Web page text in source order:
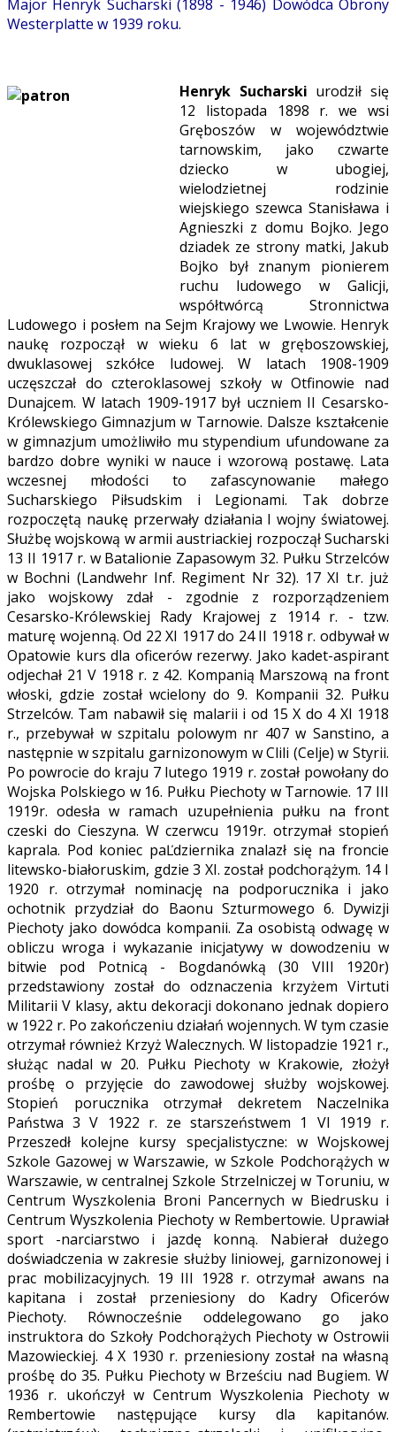
Major Henryk Sucharski (1898 - 1946) Dowódca Obrony
Westerplatte w 1939 roku.
Henryk Sucharski urodził się
12 listopada 1898 r. we wsi
Gręboszów w województwie
tarnowskim, jako czwarte
dziecko w ubogiej,
wielodzietnej rodzinie
wiejskiego szewca Stanisława i
Agnieszki z domu Bojko. Jego
dziadek ze strony matki, Jakub
Bojko był znanym pionierem
ruchu ludowego w Galicji,
współtwórcą Stronnictwa
Ludowego i posłem na Sejm Krajowy we Lwowie. Henryk
naukę rozpoczął w wieku 6 lat w gręboszowskiej,
dwuklasowej szkółce ludowej. W latach 1908-1909
uczęszczał do czteroklasowej szkoły w Otfinowie nad
Dunajcem. W latach 1909-1917 był uczniem II Cesarsko-
Królewskiego Gimnazjum w Tarnowie. Dalsze kształcenie
w gimnazjum umożliwiło mu stypendium ufundowane za
bardzo dobre wyniki w nauce i wzorową postawę. Lata
wczesnej młodości to zafascynowanie małego
Sucharskiego Piłsudskim i Legionami. Tak dobrze
rozpoczętą naukę przerwały działania I wojny światowej.
Służbę wojskową w armii austriackiej rozpoczął Sucharski
13 II 1917 r. w Batalionie Zapasowym 32. Pułku Strzelców
w Bochni (Landwehr Inf. Regiment Nr 32). 17 XI t.r. już
jako wojskowy zdał - zgodnie z rozporządzeniem
Cesarsko-Królewskiej Rady Krajowej z 1914 r. - tzw.
maturę wojenną. Od 22 XI 1917 do 24 II 1918 r. odbywał w
Opatowie kurs dla oficerów rezerwy. Jako kadet-aspirant
odjechał 21 V 1918 r. z 42. Kompanią Marszową na front
włoski, gdzie został wcielony do 9. Kompanii 32. Pułku
Strzelców. Tam nabawił się malarii i od 15 X do 4 XI 1918
r., przebywał w szpitalu polowym nr 407 w Sanstino, a
następnie w szpitalu garnizonowym w Clili (Celje) w Styrii.
Po powrocie do kraju 7 lutego 1919 r. został powołany do
Wojska Polskiego w 16. Pułku Piechoty w Tarnowie. 17 III
1919r. odesła w ramach uzupełnienia pułku na front
czeski do Cieszyna. W czerwcu 1919r. otrzymał stopień
kaprala. Pod koniec paĽdziernika znalazł się na froncie
litewsko-białoruskim, gdzie 3 XI. został podchorążym. 14 I
1920 r. otrzymał nominację na podporucznika i jako
ochotnik przydział do Baonu Szturmowego 6. Dywizji
Piechoty jako dowódca kompanii. Za osobistą odwagę w
obliczu wroga i wykazanie inicjatywy w dowodzeniu w
bitwie pod Potnicą - Bogdanówką (30 VIII 1920r)
przedstawiony został do odznaczenia krzyżem Virtuti
Militarii V klasy, aktu dekoracji dokonano jednak dopiero
w 1922 r. Po zakończeniu działań wojennych. W tym czasie
otrzymał również Krzyż Walecznych. W listopadzie 1921 r.,
służąc nadal w 20. Pułku Piechoty w Krakowie, złożył
prośbę o przyjęcie do zawodowej służby wojskowej.
Stopień porucznika otrzymał dekretem Naczelnika
Państwa 3 V 1922 r. ze starszeństwem 1 VI 1919 r.
Przeszedł kolejne kursy specjalistyczne: w Wojskowej
Szkole Gazowej w Warszawie, w Szkole Podchorążych w
Warszawie, w centralnej Szkole Strzelniczej w Toruniu, w
Centrum Wyszkolenia Broni Pancernych w Biedrusku i
Centrum Wyszkolenia Piechoty w Rembertowie. Uprawiał
sport -narciarstwo i jazdę konną. Nabierał dużego
doświadczenia w zakresie służby liniowej, garnizonowej i
prac mobilizacyjnych. 19 III 1928 r. otrzymał awans na
kapitana i został przeniesiony do Kadry Oficerów
Piechoty. Równocześnie oddelegowano go jako
instruktora do Szkoły Podchorążych Piechoty w Ostrowii
Mazowieckiej. 4 X 1930 r. przeniesiony został na własną
prośbę do 35. Pułku Piechoty w Brześciu nad Bugiem. W
1936 r. ukończył w Centrum Wyszkolenia Piechoty w
Rembertowie następujące kursy dla kapitanów.